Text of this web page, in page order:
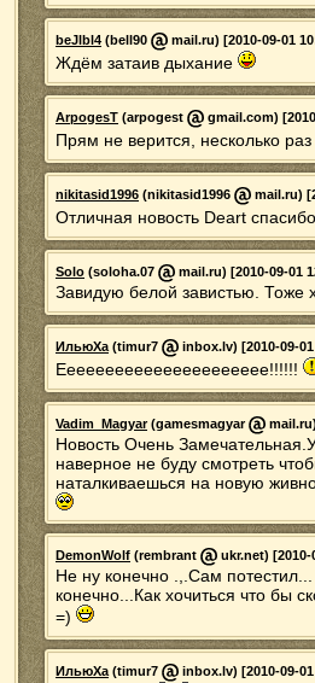
beJlbl4 (bell90 mail.ru) [2010-09-01
Ждём затаив дыхание
ArpogesT (arpogest gmail.com)
Прям не верится, несколько
nikitasid1996 (nikitasid1996 mail.ru)
Отличная новость Deart
Solo (soloha.07 mail.ru) [2010-09-01
Завидую белой завистью. Тоже
ИльюХа(timur7 inbox.lv) [2010-09-01
Ееееееееееееееееееееее!!!!!!
Vadim_Magyar(gamesmagyar
Новость Очень
наверное не буду смотреть
наталкиваешься на новую
DemonWolf (rembrant ukr.net) [2010-
Не ну конечно .,.Сам
конечно...Как хочиться что бы
=)
ИльюХа(timur7 inbox.lv) [2010-09-01